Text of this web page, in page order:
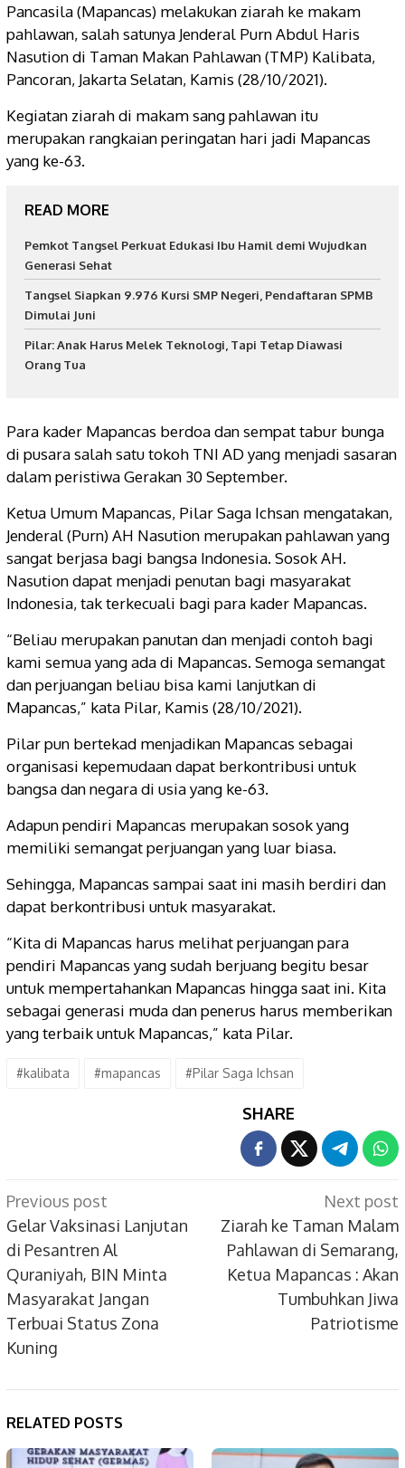
Pancasila (Mapancas) melakukan ziarah ke makam
pahlawan, salah satunya Jenderal Purn Abdul Haris
Nasution di Taman Makan Pahlawan (TMP) Kalibata,
Pancoran, Jakarta Selatan, Kamis (28/10/2021).
Kegiatan ziarah di makam sang pahlawan itu
merupakan rangkaian peringatan hari jadi Mapancas
yang ke-63.
READ MORE
Pemkot Tangsel Perkuat Edukasi Ibu Hamil demi Wujudkan
Generasi Sehat
Tangsel Siapkan 9.976 Kursi SMP Negeri, Pendaftaran SPMB
Dimulai Juni
Pilar: Anak Harus Melek Teknologi, Tapi Tetap Diawasi
Orang Tua
Para kader Mapancas berdoa dan sempat tabur bunga
di pusara salah satu tokoh TNI AD yang menjadi sasaran
dalam peristiwa Gerakan 30 September.
Ketua Umum Mapancas, Pilar Saga Ichsan mengatakan,
Jenderal (Purn) AH Nasution merupakan pahlawan yang
sangat berjasa bagi bangsa Indonesia. Sosok AH.
Nasution dapat menjadi penutan bagi masyarakat
Indonesia, tak terkecuali bagi para kader Mapancas.
“Beliau merupakan panutan dan menjadi contoh bagi
kami semua yang ada di Mapancas. Semoga semangat
dan perjuangan beliau bisa kami lanjutkan di
Mapancas,” kata Pilar, Kamis (28/10/2021).
Pilar pun bertekad menjadikan Mapancas sebagai
organisasi kepemudaan dapat berkontribusi untuk
bangsa dan negara di usia yang ke-63.
Adapun pendiri Mapancas merupakan sosok yang
memiliki semangat perjuangan yang luar biasa.
Sehingga, Mapancas sampai saat ini masih berdiri dan
dapat berkontribusi untuk masyarakat.
“Kita di Mapancas harus melihat perjuangan para
pendiri Mapancas yang sudah berjuang begitu besar
untuk mempertahankan Mapancas hingga saat ini. Kita
sebagai generasi muda dan penerus harus memberikan
yang terbaik untuk Mapancas,” kata Pilar.
#kalibata #mapancas #Pilar Saga Ichsan
SHARE
Post
navigation
Previous post
Gelar Vaksinasi Lanjutan
di Pesantren Al
Quraniyah, BIN Minta
Masyarakat Jangan
Terbuai Status Zona
Kuning
Next post
Ziarah ke Taman Malam
Pahlawan di Semarang,
Ketua Mapancas : Akan
Tumbuhkan Jiwa
Patriotisme
RELATED POSTS